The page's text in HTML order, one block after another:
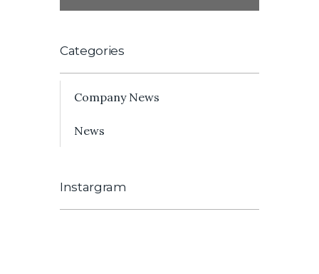
Categories
Company News
News
Instargram